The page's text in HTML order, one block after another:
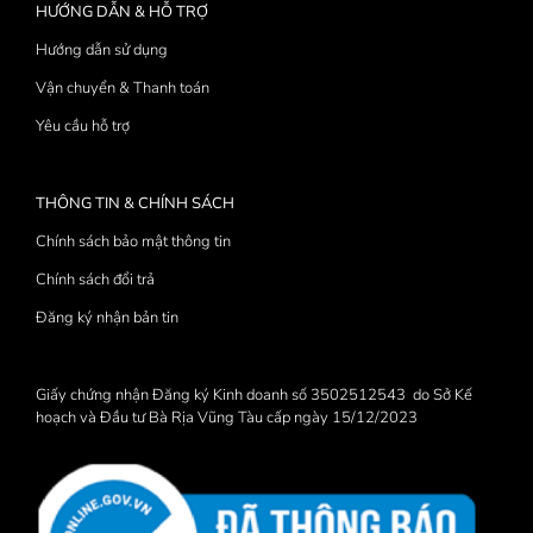
HƯỚNG DẪN & HỖ TRỢ
Hướng dẫn sử dụng
Vận chuyển & Thanh toán
Yêu cầu hỗ trợ
THÔNG TIN & CHÍNH SÁCH
Chính sách bảo mật thông tin
Chính sách đổi trả
Đăng ký nhận bản tin
Giấy chứng nhận Đăng ký Kinh doanh số 3502512543 do Sở Kế
hoạch và Đầu tư Bà Rịa Vũng Tàu cấp ngày 15/12/2023